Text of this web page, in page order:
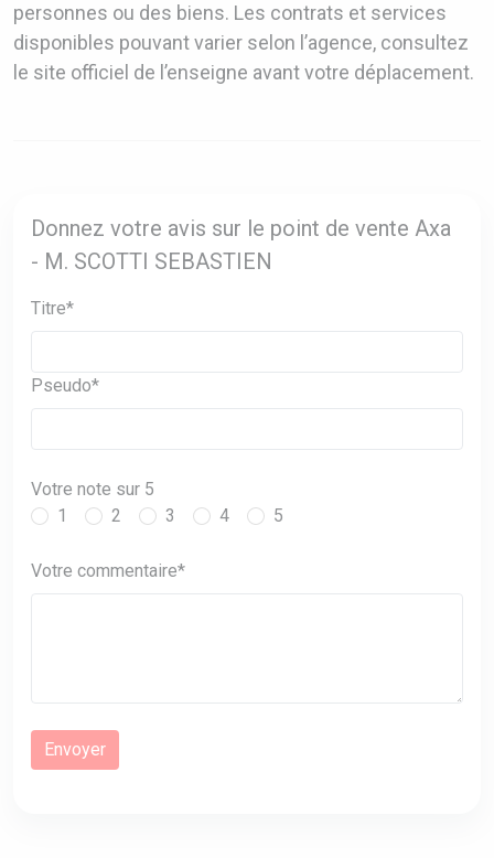
personnes ou des biens. Les contrats et services
disponibles pouvant varier selon l’agence, consultez
le site officiel de l’enseigne avant votre déplacement.
Donnez votre avis sur le point de vente Axa
- M. SCOTTI SEBASTIEN
Titre*
Pseudo*
Votre note sur 5
1
2 3 4 5
Votre commentaire*